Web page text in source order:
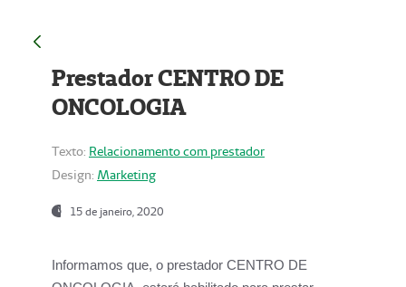
Prestador CENTRO DE
ONCOLOGIA
Texto: Relacionamento com prestador
Design: Marketing
15 de janeiro, 2020
Informamos que, o prestador CENTRO DE